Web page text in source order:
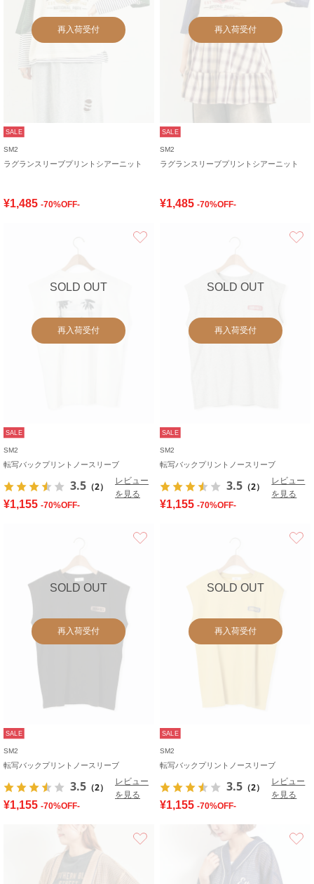
再入荷受付
SALE
SM2
ラグランスリーブプリントシアーニット
¥1,485 -70%OFF-
再入荷受付
SALE
SM2
ラグランスリーブプリントシアーニット
¥1,485 -70%OFF-
SOLD OUT
再入荷受付
SALE
SM2
転写バックプリントノースリーブ
3.5 （2）
レビュー
を見る
¥1,155 -70%OFF-
SOLD OUT
再入荷受付
SALE
SM2
転写バックプリントノースリーブ
3.5 （2）
レビュー
を見る
¥1,155 -70%OFF-
SOLD OUT
再入荷受付
SALE
SM2
転写バックプリントノースリーブ
3.5 （2）
レビュー
を見る
¥1,155 -70%OFF-
SOLD OUT
再入荷受付
SALE
SM2
転写バックプリントノースリーブ
3.5 （2）
レビュー
を見る
¥1,155 -70%OFF-